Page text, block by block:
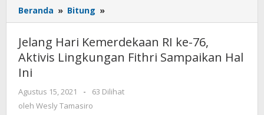
Beranda » Bitung »
Hari
Kemerdekaan
RI
ke-
Lingkungan
Jelang Hari Kemerdekaan RI ke-76,
Aktivis Lingkungan Fithri Sampaikan Hal
Ini
Agustus 15, 2021
oleh
Wesly
-
63 Dilihat
oleh Wesly Tamasiro